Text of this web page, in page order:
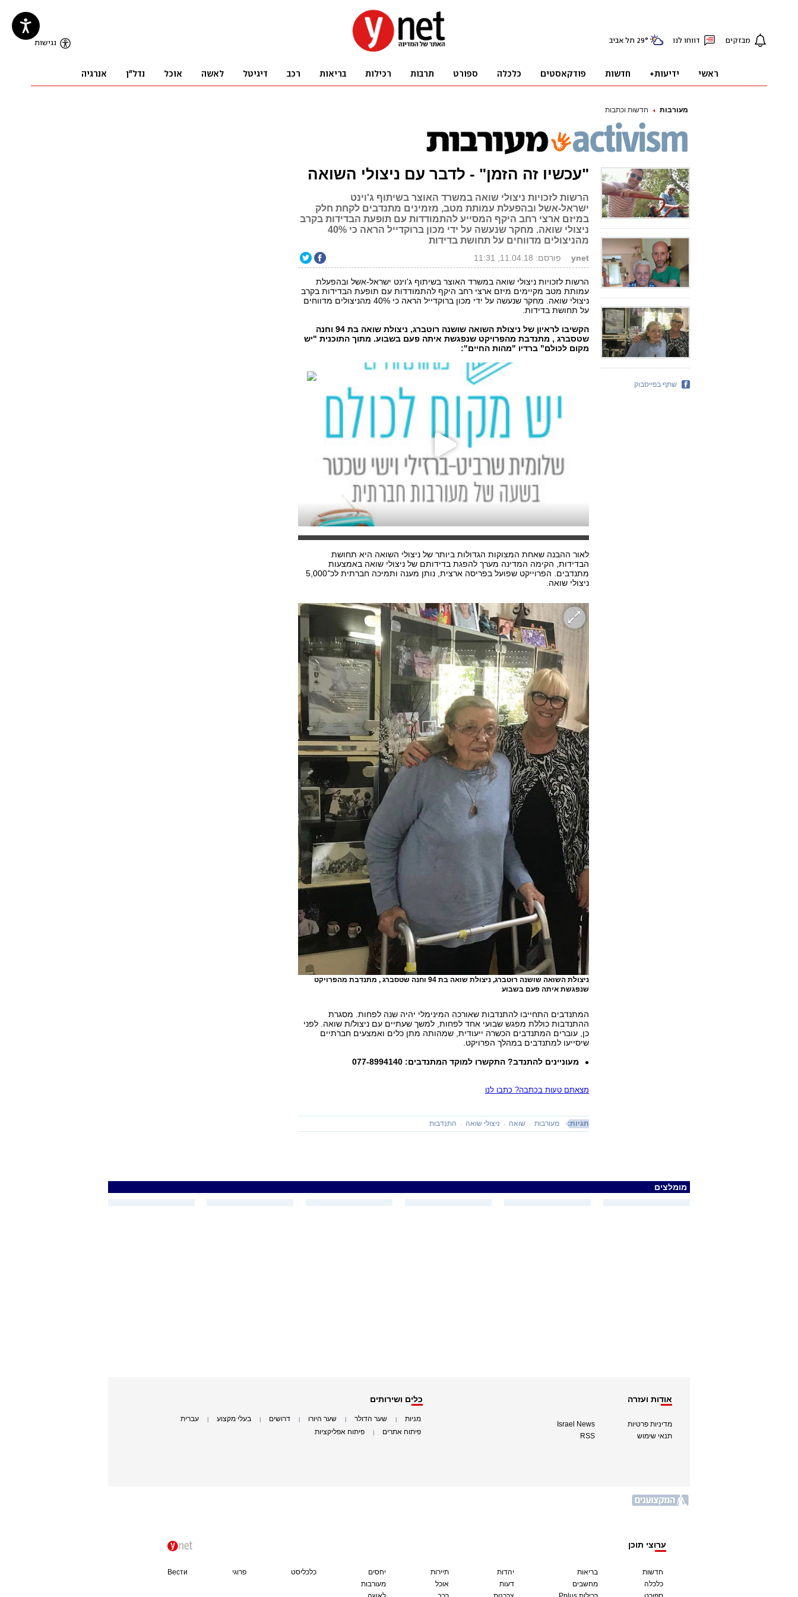
מעורבות חדשות וכתבות
"עכשיו זה הזמן" - לדבר עם ניצולי השואה
הרשות לזכויות ניצולי שואה במשרד האוצר בשיתוף ג'וינט
ישראל-אשל ובהפעלת עמותת מטב, מזמינים מתנדבים לקחת חלק
במיזם ארצי רחב היקף המסייע להתמודדות עם תופעת הבדידות בקרב
ניצולי שואה. מחקר שנעשה על ידי מכון ברוקדייל הראה כי 40%
מהניצולים מדווחים על תחושת בדידות
ynet פורסם: 11.04.18, 11:31
הרשות לזכויות ניצולי שואה במשרד האוצר בשיתוף ג'וינט ישראל-אשל ובהפעלת
עמותת מטב מקיימים מיזם ארצי רחב היקף להתמודדות עם תופעת הבדידות בקרב
ניצולי שואה. מחקר שנעשה על ידי מכון ברוקדייל הראה כי 40% מהניצולים מדווחים
על תחושת בדידות.
הקשיבו לראיון של ניצולת השואה שושנה רוטברג, ניצולת שואה בת 94 וחנה
שטסברג , מתנדבת מהפרויקט שנפגשת איתה פעם בשבוע. מתוך התוכנית "יש
מקום לכולם" ברדיו "מהות החיים":
לאור ההבנה שאחת המצוקות הגדולות ביותר של ניצולי השואה היא תחושת
הבדידות, הקימה המדינה מערך להפגת בדידותם של ניצולי שואה באמצעות
מתנדבים. הפרוייקט שפועל בפריסה ארצית, נותן מענה ותמיכה חברתית לכ־5,000
ניצולי שואה.
ניצולת השואה שושנה רוטברג, ניצולת שואה בת 94 וחנה שטסברג , מתנדבת מהפרויקט
שנפגשת איתה פעם בשבוע
המתנדבים התחייבו להתנדבות שאורכה המינימלי יהיה שנה לפחות. מסגרת
ההתנדבות כוללת מפגש שבועי אחד לפחות, למשך שעתיים עם ניצול/ת שואה. לפני
כן, עוברים המתנדבים הכשרה ייעודית, שמהותה מתן כלים ואמצעים חברתיים
שיסייעו למתנדבים במהלך הפרויקט.
מעוניינים להתנדב? התקשרו למוקד המתנדבים: 077-8994140
מצאתם טעות בכתבה? כתבו לנו
תגיות: מעורבות שואה ניצולי שואה התנדבות
שתף בפייסבוק
מומלצים
אודות ועזרה
מדיניות פרטיות
תנאי שימוש
Israel News
RSS
כלים ושירותים
מניות שער הדולר שער היורו דרושים בעלי מקצוע עברית
פיתוח אתרים פיתוח אפליקציות
ערוצי תוכן
חדשות
כלכלה
בריאות
מחשבים
יהדות
דעות
תיירות
אוכל
יחסים
מעורבות
כלכליסט פרוגי Вести